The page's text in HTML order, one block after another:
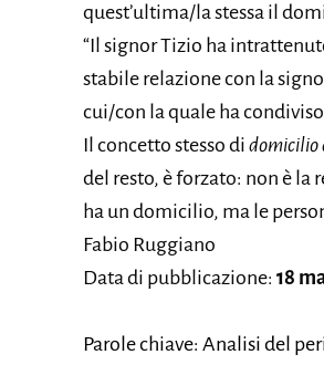
quest’ultima/la stessa il
“Il signor Tizio ha
stabile relazione con la
cui/con la quale ha
Il concetto stesso di domicilio
del resto, è forzato: non è la
ha un domicilio, ma le
Fabio Ruggiano
Data di pubblicazione: 18
Parole chiave: Analisi del